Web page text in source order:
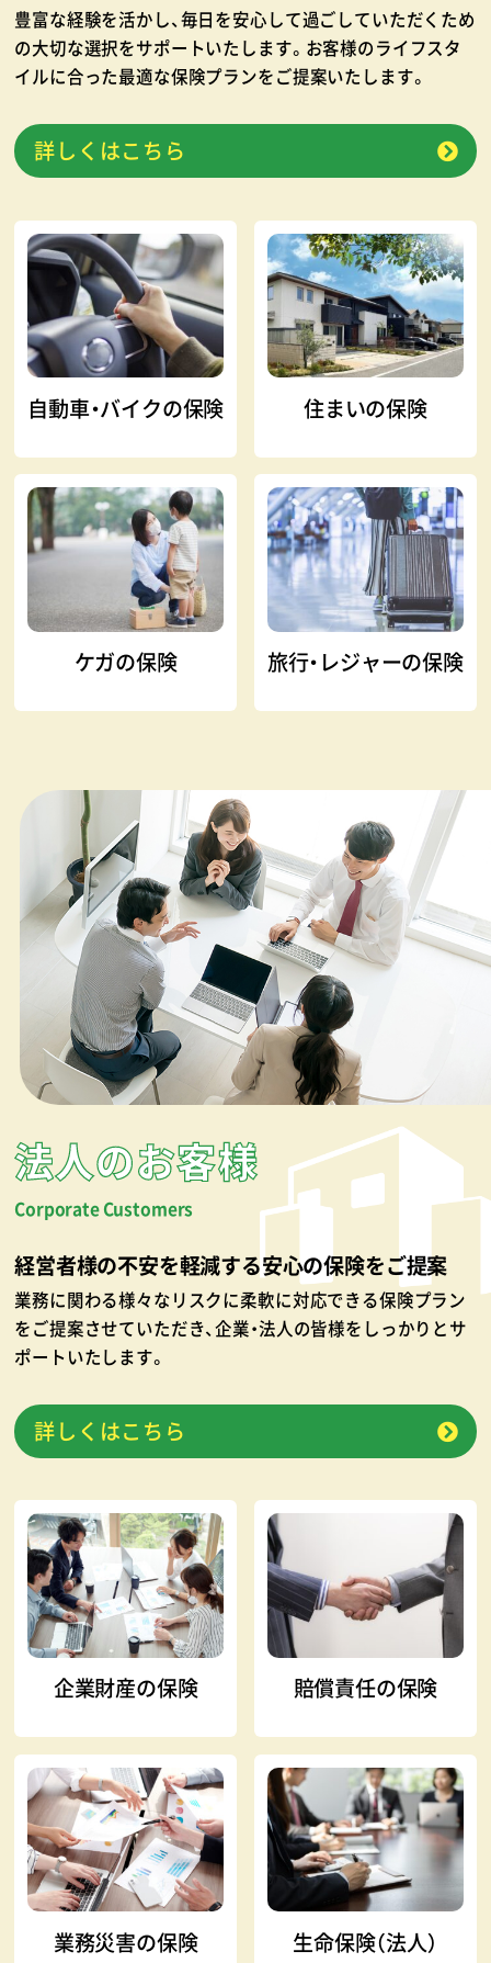
豊富な経験を活かし、毎日を安心して過ごしていただくため
の大切な選択をサポートいたします。お客様のライフスタ
イルに合った最適な保険プランをご提案いたします。
詳しくはこちら
自動車・バイクの保険 住まいの保険
ケガの保険 旅行・レジャーの保険
法人のお客様
Corporate Customers
経営者様の不安を軽減する安心の保険をご提案
業務に関わる様々なリスクに柔軟に対応できる保険プラン
をご提案させていただき、企業・法人の皆様をしっかりとサ
ポートいたします。
詳しくはこちら
企業財産の保険 賠償責任の保険
業務災害の保険 生命保険（法人）